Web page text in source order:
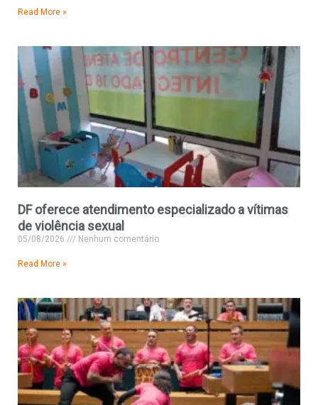
Read More »
DF oferece atendimento especializado a vítimas
de violência sexual
05/08/2026 Nenhum comentário
Read More »